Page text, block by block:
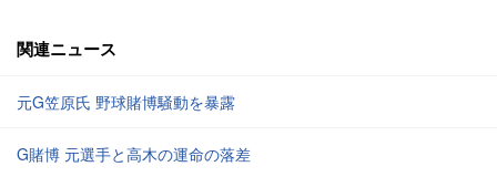
関連ニュース
元G笠原氏 野球賭博騒動を暴露
G賭博 元選手と高木の運命の落差